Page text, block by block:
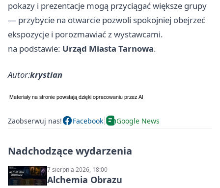
pokazy i prezentacje mogą przyciągać większe grupy
— przybycie na otwarcie pozwoli spokojniej obejrzeć
ekspozycje i porozmawiać z wystawcami.
na podstawie: Urząd Miasta Tarnowa.
Autor:krystian
Zaobserwuj nas! Facebook Google News
Nadchodzące wydarzenia
7 sierpnia 2026, 18:00
Alchemia Obrazu